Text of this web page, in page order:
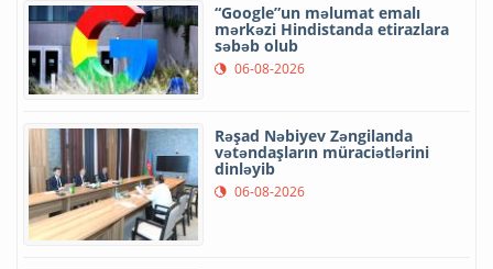
“Google”un məlumat emalı
mərkəzi Hindistanda etirazlara
səbəb olub
06-08-2026
Rəşad Nəbiyev Zəngilanda
vətəndaşların müraciətlərini
dinləyib
06-08-2026